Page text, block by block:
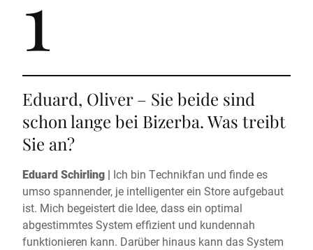
Eduard, Oliver – Sie beide sind
schon lange bei Bizerba. Was treibt
Sie an?
Eduard Schirling | Ich bin Technikfan und finde es
umso spannender, je intelligenter ein Store aufgebaut
ist. Mich begeistert die Idee, dass ein optimal
abgestimmtes System effizient und kundennah
funktionieren kann. Darüber hinaus kann das System